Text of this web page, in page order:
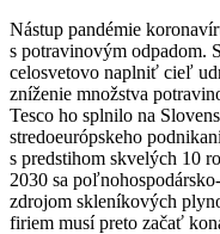
Nástup pandémie
s potravinovým odpadom.
celosvetovo naplniť cieľ
zníženie množstva
Tesco ho splnilo na
stredoeurópskeho
s predstihom skvelých 10
2030 sa
zdrojom skleníkových
firiem musí preto začať